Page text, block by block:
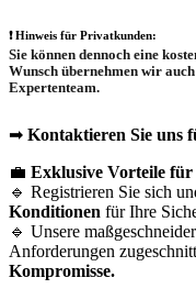
❗Hinweis für Privatkunden:
Sie können dennoch eine
Wunsch übernehmen wir
Expertenteam.
➡ Kontaktieren Sie uns
💼 Exklusive Vorteile
🔹 Registrieren Sie sich
Konditionen für Ihre
🔹 Unsere
Anforderungen
Kompromisse.